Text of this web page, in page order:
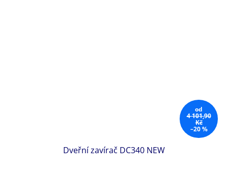
od
4 101,90
Kč
–20 %
Dveřní zavírač DC340 NEW